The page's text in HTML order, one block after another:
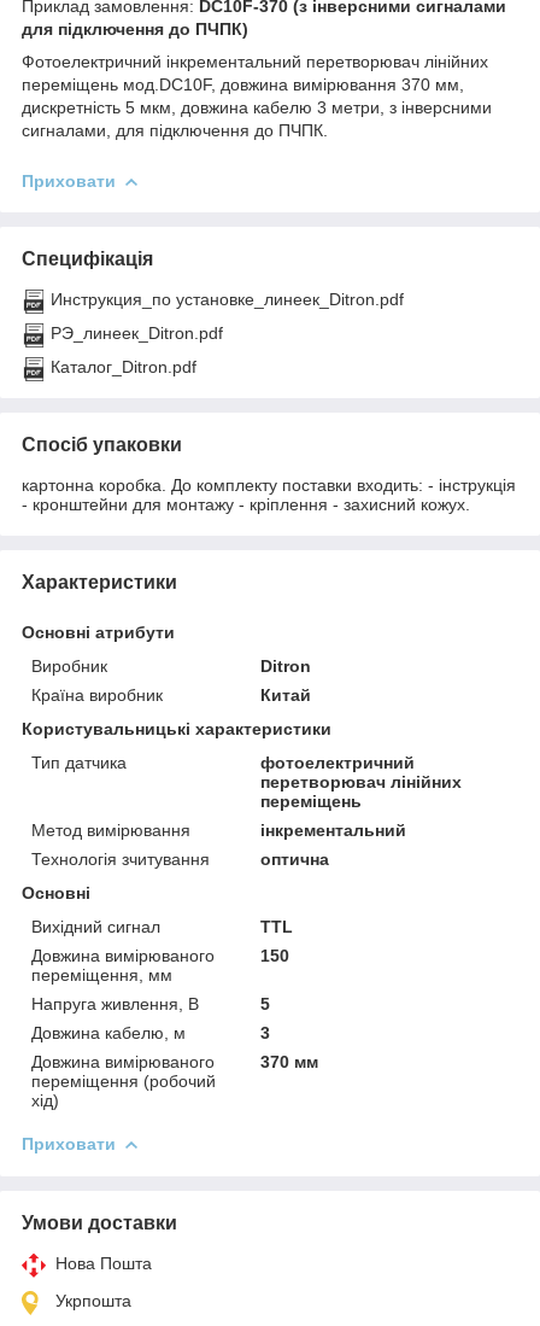
Приклад замовлення: DC10F-370 (з інверсними сигналами
для підключення до ПЧПК)
Фотоелектричний інкрементальний перетворювач лінійних
переміщень мод.DC10F, довжина вимірювання 370 мм,
дискретність 5 мкм, довжина кабелю 3 метри, з інверсними
сигналами, для підключення до ПЧПК.
Приховати
Специфікація
Инструкция_по установке_линеек_Ditron.pdf
РЭ_линеек_Ditron.pdf
Каталог_Ditron.pdf
Спосіб упаковки
картонна коробка. До комплекту поставки входить: - інструкція
- кронштейни для монтажу - кріплення - захисний кожух.
Характеристики
Основні атрибути
Виробник
Ditron
Країна виробник
Китай
Користувальницькі характеристики
Тип датчика
фотоелектричний
перетворювач лінійних
переміщень
Метод вимірювання
інкрементальний
Технологія зчитування
оптична
Основні
Вихідний сигнал
TTL
Довжина вимірюваного
переміщення, мм
150
Напруга живлення, В
5
Довжина кабелю, м
3
Довжина вимірюваного
переміщення (робочий
хід)
370 мм
Приховати
Умови доставки
Нова Пошта
Укрпошта